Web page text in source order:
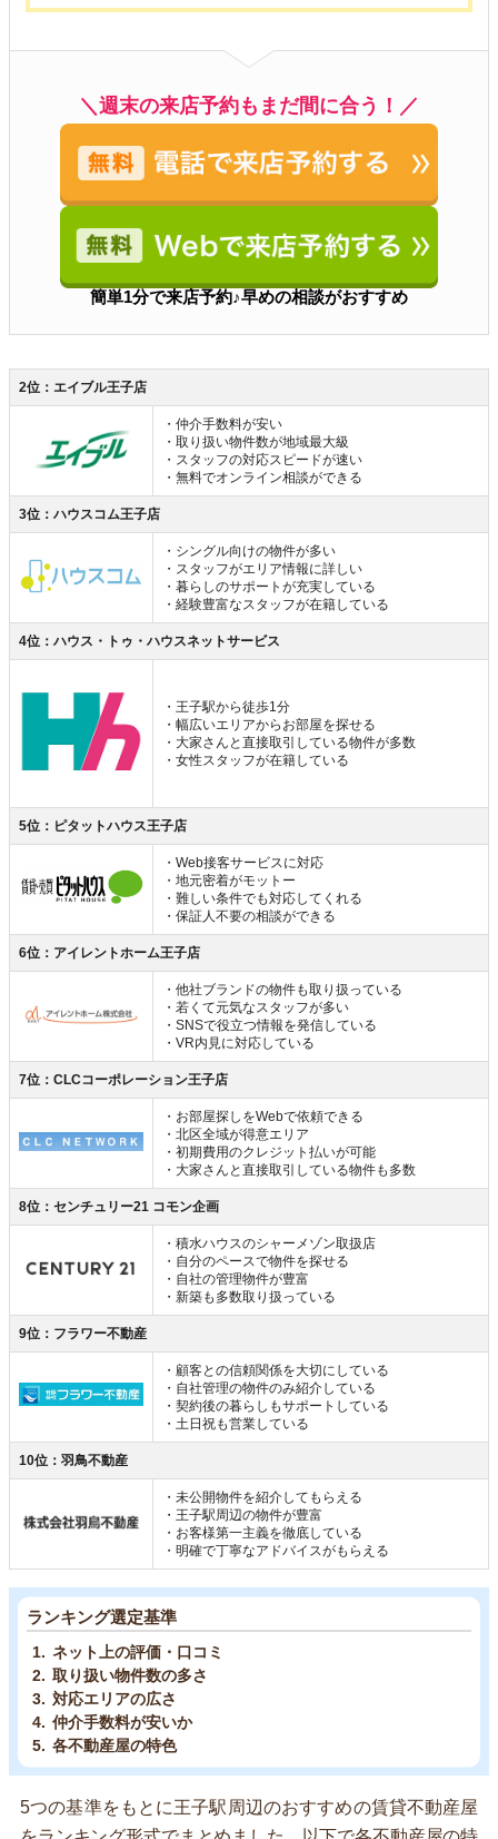
＼週末の来店予約もまだ間に合う！／
簡単1分で来店予約♪早めの相談がおすすめ
2位：エイブル王子店
・仲介手数料が安い
・取り扱い物件数が地域最大級
・スタッフの対応スピードが速い
・無料でオンライン相談ができる
3位：ハウスコム王子店
・シングル向けの物件が多い
・スタッフがエリア情報に詳しい
・暮らしのサポートが充実している
・経験豊富なスタッフが在籍している
4位：ハウス・トゥ・ハウスネットサービス
・王子駅から徒歩1分
・幅広いエリアからお部屋を探せる
・大家さんと直接取引している物件が多数
・女性スタッフが在籍している
5位：ピタットハウス王子店
・Web接客サービスに対応
・地元密着がモットー
・難しい条件でも対応してくれる
・保証人不要の相談ができる
6位：アイレントホーム王子店
・他社ブランドの物件も取り扱っている
・若くて元気なスタッフが多い
・SNSで役立つ情報を発信している
・VR内見に対応している
7位：CLCコーポレーション王子店
・お部屋探しをWebで依頼できる
・北区全域が得意エリア
・初期費用のクレジット払いが可能
・大家さんと直接取引している物件も多数
8位：センチュリー21 コモン企画
・積水ハウスのシャーメゾン取扱店
・自分のペースで物件を探せる
・自社の管理物件が豊富
・新築も多数取り扱っている
9位：フラワー不動産
・顧客との信頼関係を大切にしている
・自社管理の物件のみ紹介している
・契約後の暮らしもサポートしている
・土日祝も営業している
10位：羽鳥不動産
・未公開物件を紹介してもらえる
・王子駅周辺の物件が豊富
・お客様第一主義を徹底している
・明確で丁寧なアドバイスがもらえる
ランキング選定基準
ネット上の評価・口コミ
取り扱い物件数の多さ
対応エリアの広さ
仲介手数料が安いか
各不動産屋の特色
5つの基準をもとに王子駅周辺のおすすめの賃貸不動産屋